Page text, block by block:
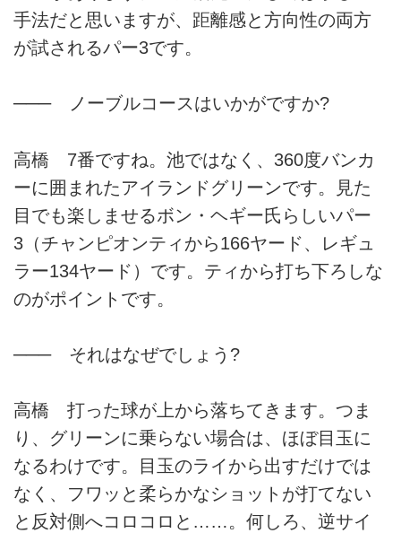
手法だと思いますが、距離感と方向性の両方
が試されるパー3です。
─── ノーブルコースはいかがですか?
高橋 7番ですね。池ではなく、360度バンカ
ーに囲まれたアイランドグリーンです。見た
目でも楽しませるボン・ヘギー氏らしいパー
3（チャンピオンティから166ヤード、レギュ
ラー134ヤード）です。ティから打ち下ろしな
のがポイントです。
─── それはなぜでしょう?
高橋 打った球が上から落ちてきます。つま
り、グリーンに乗らない場合は、ほぼ目玉に
なるわけです。目玉のライから出すだけでは
なく、フワッと柔らかなショットが打てない
と反対側へコロコロと……。何しろ、逆サイ